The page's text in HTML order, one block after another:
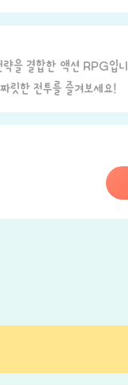
합한 액션 RPG입니다.
릿한 전투를 즐겨보세요!